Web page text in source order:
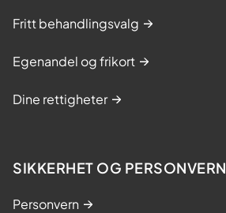
Fritt behandlingsvalg
Egenandel og frikort
Dine rettigheter
SIKKERHET OG PERSONVERN
Personvern